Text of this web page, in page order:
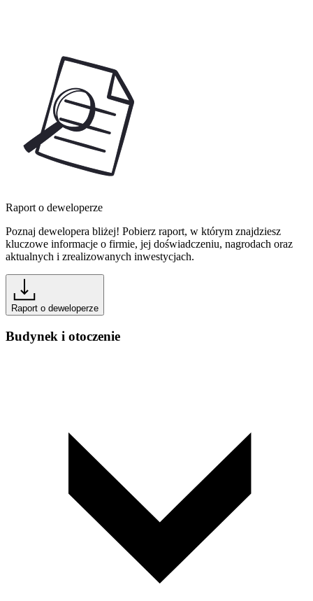
Raport o deweloperze
Poznaj dewelopera bliżej! Pobierz raport, w którym znajdziesz
kluczowe informacje o firmie, jej doświadczeniu, nagrodach oraz
aktualnych i zrealizowanych inwestycjach.
Raport o deweloperze
Budynek i otoczenie